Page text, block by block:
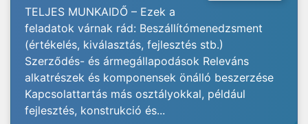
TELJES MUNKAIDŐ – Ezek a
feladatok várnak rád: Beszállítómenedzsment
(értékelés, kiválasztás, fejlesztés stb.)
Szerződés- és ármegállapodások Releváns
alkatrészek és komponensek önálló beszerzése
Kapcsolattartás más osztályokkal, például
fejlesztés, konstrukció és...